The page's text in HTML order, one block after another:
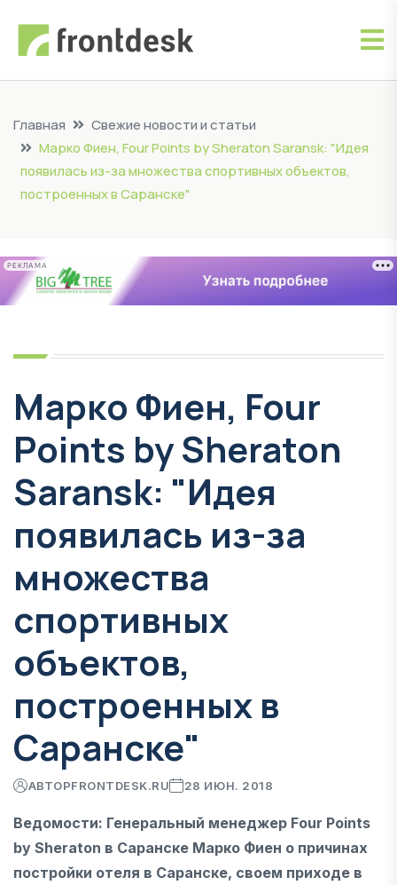
Главная
Свежие новости и статьи
Марко Фиен, Four Points by Sheraton Saransk: "Идея
появилась из-за множества спортивных объектов,
построенных в Саранске"
РЕКЛАМА
Марко Фиен, Four
Points by Sheraton
Saransk: "Идея
появилась из-за
множества
спортивных
объектов,
построенных в
Саранске"
АВТОРFRONTDESK.RU 28 ИЮН. 2018
Ведомости: Генеральный менеджер Four Points
by Sheraton в Саранске Марко Фиен о причинах
постройки отеля в Саранске, своем приходе в